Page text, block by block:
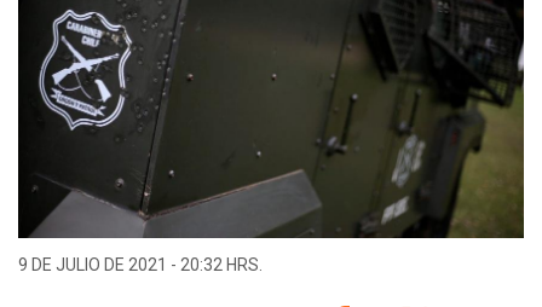
9 DE JULIO DE 2021 - 20:32 HRS.